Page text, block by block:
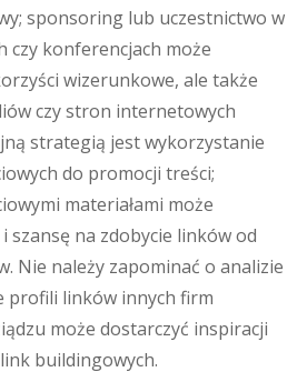
sponsoring lub uczestnictwo w
czy konferencjach może
wizerunkowe, ale także
czy stron internetowych
strategią jest wykorzystanie
do promocji treści;
materiałami może
szansę na zdobycie linków od
Nie należy zapominać o analizie
profili linków innych firm
może dostarczyć inspiracji
link buildingowych.